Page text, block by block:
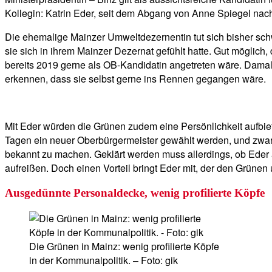
Kollegin: Katrin Eder, seit dem Abgang von Anne Spiegel
Die ehemalige Mainzer Umweltdezernentin tut sich bisher
sie sich in ihrem Mainzer Dezernat gefühlt hatte. Gut
bereits 2019 gerne als OB-Kandidatin angetreten wäre.
erkennen, dass sie selbst gerne ins Rennen gegangen wäre.
Mit Eder würden die Grünen zudem eine Persönlichkeit
Tagen ein neuer Oberbürgermeister gewählt werden, und
bekannt zu machen. Geklärt werden muss allerdings, ob
aufreißen. Doch einen Vorteil bringt Eder mit, der den
Ausgedünnte Personaldecke, wenig profilierte Köpfe
Die Grünen in Mainz: wenig profilierte Köpfe
in der Kommunalpolitik. – Foto: gik